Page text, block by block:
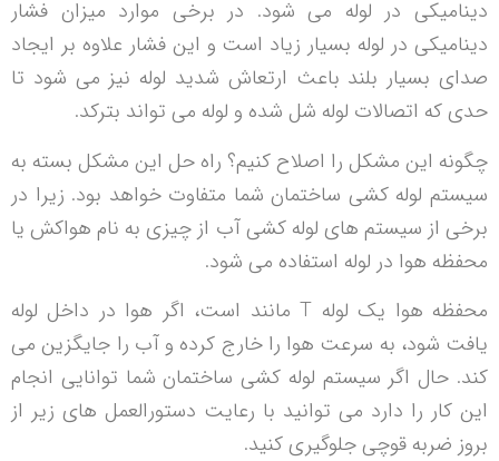
دینامیکی در لوله می شود. در برخی موارد میزان فشار
دینامیکی در لوله بسیار زیاد است و این فشار علاوه بر ایجاد
صدای بسیار بلند باعث ارتعاش شدید لوله نیز می شود تا
حدی که اتصالات لوله شل شده و لوله می تواند بترکد.
چگونه این مشکل را اصلاح کنیم؟ راه حل این مشکل بسته به
سیستم لوله کشی ساختمان شما متفاوت خواهد بود. زیرا در
برخی از سیستم های لوله کشی آب از چیزی به نام هواکش یا
محفظه هوا در لوله استفاده می شود.
محفظه هوا یک لوله T مانند است، اگر هوا در داخل لوله
یافت شود، به سرعت هوا را خارج کرده و آب را جایگزین می
کند. حال اگر سیستم لوله کشی ساختمان شما توانایی انجام
این کار را دارد می توانید با رعایت دستورالعمل های زیر از
بروز ضربه قوچی جلوگیری کنید.